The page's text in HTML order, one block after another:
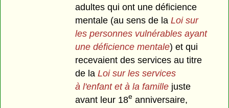
adultes qui ont une déficience
mentale (au sens de laLoi sur
les personnes vulnérables ayant
une déficience mentale) et qui
recevaient des services au titre
de laLoi sur les services
à l'enfant et à la famillejuste
avant leur 18eanniversaire,